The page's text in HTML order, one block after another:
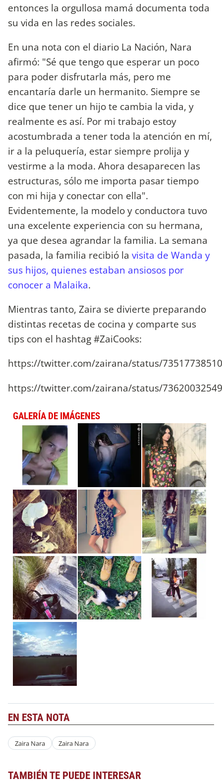
entonces la orgullosa mamá documenta toda
su vida en las redes sociales.
En una nota con el diario La Nación, Nara
afirmó: "Sé que tengo que esperar un poco
para poder disfrutarla más, pero me
encantaría darle un hermanito. Siempre se
dice que tener un hijo te cambia la vida, y
realmente es así. Por mi trabajo estoy
acostumbrada a tener toda la atención en mí,
ir a la peluquería, estar siempre prolija y
vestirme a la moda. Ahora desaparecen las
estructuras, sólo me importa pasar tiempo
con mi hija y conectar con ella".
Evidentemente, la modelo y conductora tuvo
una excelente experiencia con su hermana,
ya que desea agrandar la familia. La semana
pasada, la familia recibió la visita de Wanda y
sus hijos, quienes estaban ansiosos por
conocer a Malaika.
Mientras tanto, Zaira se divierte preparando
distintas recetas de cocina y comparte sus
tips con el hashtag #ZaiCooks:
https://twitter.com/zairana/status/
https://twitter.com/zairana/status/
GALERÍA DE IMÁGENES
EN ESTA NOTA
Zaira Nara Zaira Nara
TAMBIÉN TE PUEDE INTERESAR